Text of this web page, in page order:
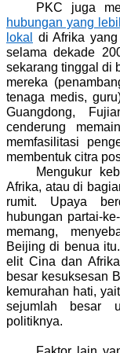
PKC juga
hubungan yang
lokal
di Afrika
selama dekade
sekarang tinggal di
mereka
tenaga medis,
Guangdong,
cenderung
memfasilitasi
membentuk citra
Mengukur
Afrika, atau di
rumit. Upaya
hubungan partai-
memang,
Beijing di benua
elit Cina dan
besar kesuksesan
kemurahan hati,
sejumlah besar
politiknya.